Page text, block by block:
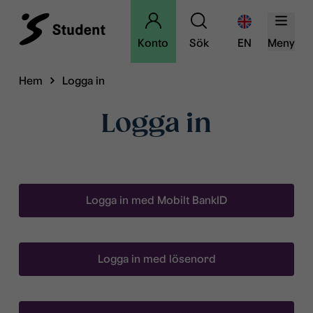
Konto Sök EN Meny
Hem Logga in
Logga in
Logga in med Mobilt BankID
Logga in med lösenord